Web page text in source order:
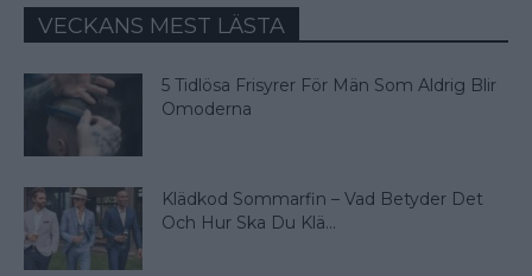
VECKANS MEST LÄSTA
5 Tidlösa Frisyrer För Män Som Aldrig Blir
Omoderna
Klädkod Sommarfin – Vad Betyder Det
Och Hur Ska Du Klä...